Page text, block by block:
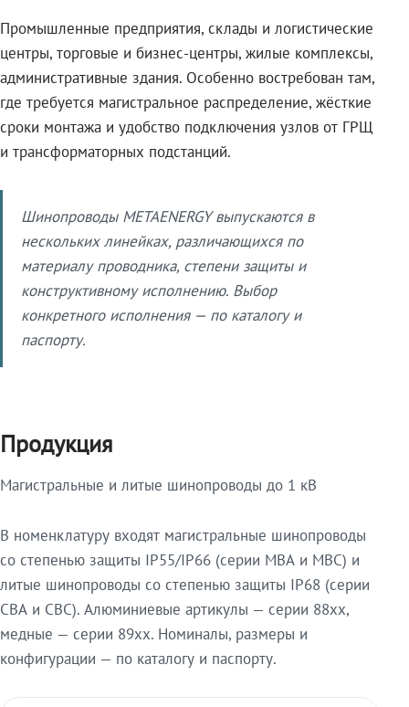
Промышленные предприятия, склады и логистические
центры, торговые и бизнес-центры, жилые комплексы,
административные здания. Особенно востребован там,
где требуется магистральное распределение, жёсткие
сроки монтажа и удобство подключения узлов от ГРЩ
и трансформаторных подстанций.
Шинопроводы METAENERGY выпускаются в
нескольких линейках, различающихся по
материалу проводника, степени защиты и
конструктивному исполнению. Выбор
конкретного исполнения — по каталогу и
паспорту.
Продукция
Магистральные и литые шинопроводы до 1 кВ
В номенклатуру входят магистральные шинопроводы
со степенью защиты IP55/IP66 (серии МВА и МВС) и
литые шинопроводы со степенью защиты IP68 (серии
СВА и СВС). Алюминиевые артикулы — серии 88xx,
медные — серии 89xx. Номиналы, размеры и
конфигурации — по каталогу и паспорту.